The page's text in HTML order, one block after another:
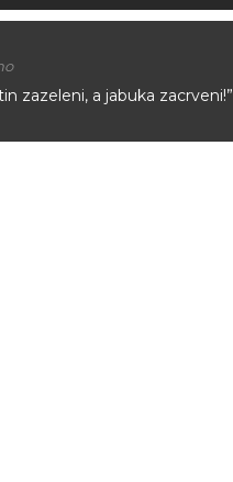
zazeleni, a jabuka zacrveni!”